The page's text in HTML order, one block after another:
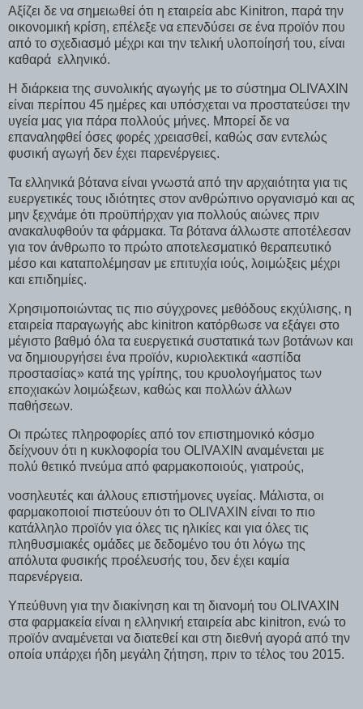
Αξίζει δε να σημειωθεί ότι η εταιρεία abc Kinitron, παρά την
οικονομική κρίση, επέλεξε να επενδύσει σε ένα προϊόν που
από το σχεδιασμό μέχρι και την τελική υλοποίησή του, είναι
καθαρά ελληνικό.
Η διάρκεια της συνολικής αγωγής με το σύστημα OLIVAXIN
είναι περίπου 45 ημέρες και υπόσχεται να προστατεύσει την
υγεία μας για πάρα πολλούς μήνες. Μπορεί δε να
επαναληφθεί όσες φορές χρειασθεί, καθώς σαν εντελώς
φυσική αγωγή δεν έχει παρενέργειες.
Τα ελληνικά βότανα είναι γνωστά από την αρχαιότητα για τις
ευεργετικές τους ιδιότητες στον ανθρώπινο οργανισμό και ας
μην ξεχνάμε ότι προϋπήρχαν για πολλούς αιώνες πριν
ανακαλυφθούν τα φάρμακα. Τα βότανα άλλωστε αποτέλεσαν
για τον άνθρωπο το πρώτο αποτελεσματικό θεραπευτικό
μέσο και καταπολέμησαν με επιτυχία ιούς, λοιμώξεις μέχρι
και επιδημίες.
Χρησιμοποιώντας τις πιο σύγχρονες μεθόδους εκχύλισης, η
εταιρεία παραγωγής abc kinitron κατόρθωσε να εξάγει στο
μέγιστο βαθμό όλα τα ευεργετικά συστατικά των βοτάνων και
να δημιουργήσει ένα προϊόν, κυριολεκτικά «ασπίδα
προστασίας» κατά της γρίπης, του κρυολογήματος των
εποχιακών λοιμώξεων, καθώς και πολλών άλλων
παθήσεων.
Οι πρώτες πληροφορίες από τον επιστημονικό κόσμο
δείχνουν ότι η κυκλοφορία του OLIVAXIN αναμένεται με
πολύ θετικό πνεύμα από φαρμακοποιούς, γιατρούς,
νοσηλευτές και άλλους επιστήμονες υγείας. Μάλιστα, οι
φαρμακοποιοί πιστεύουν ότι το OLIVAXIN είναι το πιο
κατάλληλο προϊόν για όλες τις ηλικίες και για όλες τις
πληθυσμιακές ομάδες με δεδομένο του ότι λόγω της
απόλυτα φυσικής προέλευσής του, δεν έχει καμία
παρενέργεια.
Υπεύθυνη για την διακίνηση και τη διανομή του OLIVAXIN
στα φαρμακεία είναι η ελληνική εταιρεία abc kinitron, ενώ το
προϊόν αναμένεται να διατεθεί και στη διεθνή αγορά από την
οποία υπάρχει ήδη μεγάλη ζήτηση, πριν το τέλος του 2015.